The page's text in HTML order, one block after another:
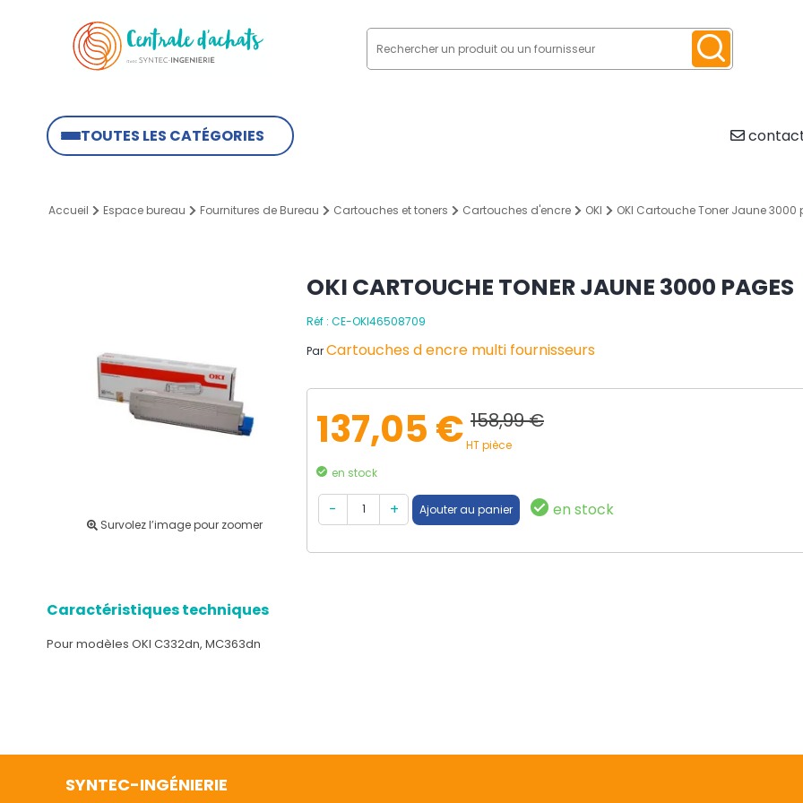
TOUTES LES CATÉGORIES
Accueil Espace bureau Fournitures de Bureau Cartouches et toners Cartouches d'encre OKI OKI Cartouche Toner Jaune 3000
Survolez l’image pour zoomer
OKI CARTOUCHE TONER JAUNE 3000 PAGES
Réf : CE-OKI46508709
ParCartouches d encre multi fournisseurs
137,05 € 158,99 €
HT pièce
en stock
en stock
Caractéristiques techniques
Pour modèles OKI C332dn, MC363dn
SYNTEC-INGÉNIERIE